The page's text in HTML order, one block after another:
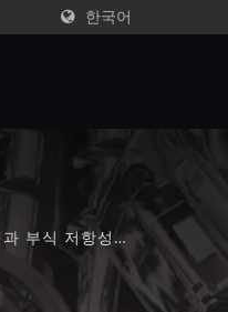
한국어
부식 저항성을